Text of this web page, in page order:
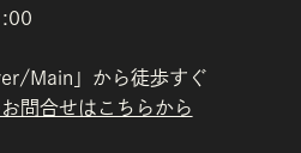
Main」から徒歩すぐ
問合せはこちらから